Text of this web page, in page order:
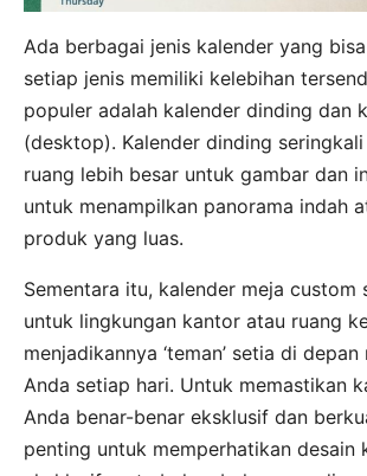
Ada berbagai jenis kalender yang
setiap jenis memiliki kelebihan
populer adalah kalender dinding dan
(desktop). Kalender dinding
ruang lebih besar untuk gambar dan
untuk menampilkan panorama indah
produk yang luas.
Sementara itu, kalender meja custom
untuk lingkungan kantor atau ruang
menjadikannya ‘teman’ setia di
Anda setiap hari. Untuk memastikan
Anda benar-benar eksklusif dan
penting untuk memperhatikan desain